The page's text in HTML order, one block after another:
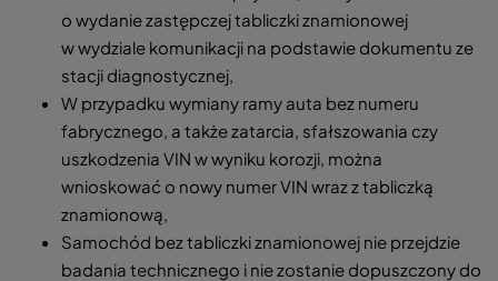
o wydanie zastępczej tabliczki znamionowej
w wydziale komunikacji na podstawie dokumentu ze
stacji diagnostycznej,
W przypadku wymiany ramy auta bez numeru
fabrycznego, a także zatarcia, sfałszowania czy
uszkodzenia VIN w wyniku korozji, można
wnioskować o nowy numer VIN wraz z tabliczką
znamionową,
Samochód bez tabliczki znamionowej nie przejdzie
badania technicznego i nie zostanie dopuszczony do